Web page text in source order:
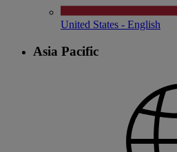
United States - English
Asia Pacific